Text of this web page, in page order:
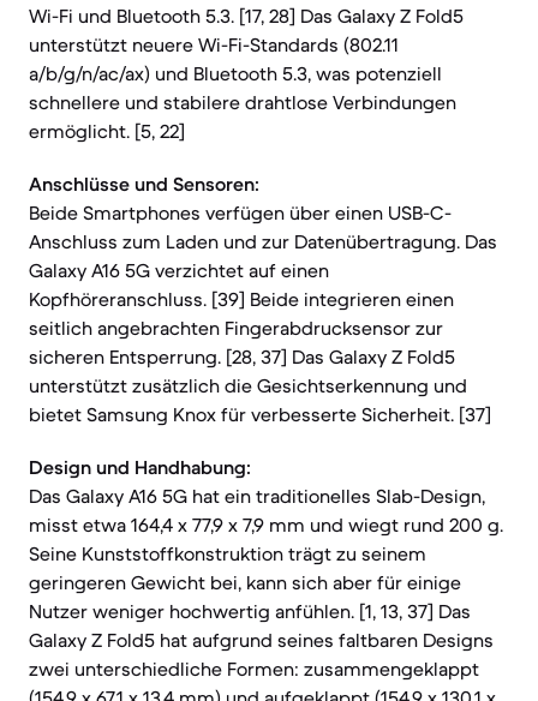
Wi-Fi und Bluetooth 5.3. [17, 28] Das Galaxy Z Fold5
unterstützt neuere Wi-Fi-Standards (802.11
a/b/g/n/ac/ax) und Bluetooth 5.3, was potenziell
schnellere und stabilere drahtlose Verbindungen
ermöglicht. [5, 22]
Anschlüsse und Sensoren:
Beide Smartphones verfügen über einen USB-C-
Anschluss zum Laden und zur Datenübertragung. Das
Galaxy A16 5G verzichtet auf einen
Kopfhöreranschluss. [39] Beide integrieren einen
seitlich angebrachten Fingerabdrucksensor zur
sicheren Entsperrung. [28, 37] Das Galaxy Z Fold5
unterstützt zusätzlich die Gesichtserkennung und
bietet Samsung Knox für verbesserte Sicherheit. [37]
Design und Handhabung:
Das Galaxy A16 5G hat ein traditionelles Slab-Design,
misst etwa 164,4 x 77,9 x 7,9 mm und wiegt rund 200 g.
Seine Kunststoffkonstruktion trägt zu seinem
geringeren Gewicht bei, kann sich aber für einige
Nutzer weniger hochwertig anfühlen. [1, 13, 37] Das
Galaxy Z Fold5 hat aufgrund seines faltbaren Designs
zwei unterschiedliche Formen: zusammengeklappt